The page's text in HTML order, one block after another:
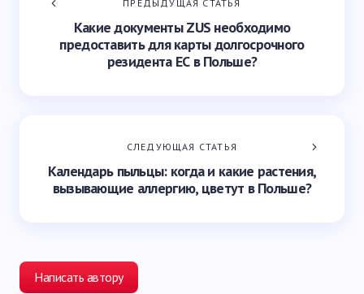
ПРЕДЫДУЩАЯ СТАТЬЯ
Какие документы ZUS необходимо
предоставить для карты долгосрочного
резидента ЕС в Польше?
СЛЕДУЮЩАЯ СТАТЬЯ
Календарь пыльцы: когда и какие растения,
вызывающие аллергию, цветут в Польше?
Написать автору